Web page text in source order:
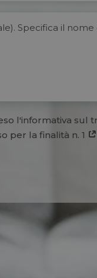
l'informativa sul
per la finalità n. 1